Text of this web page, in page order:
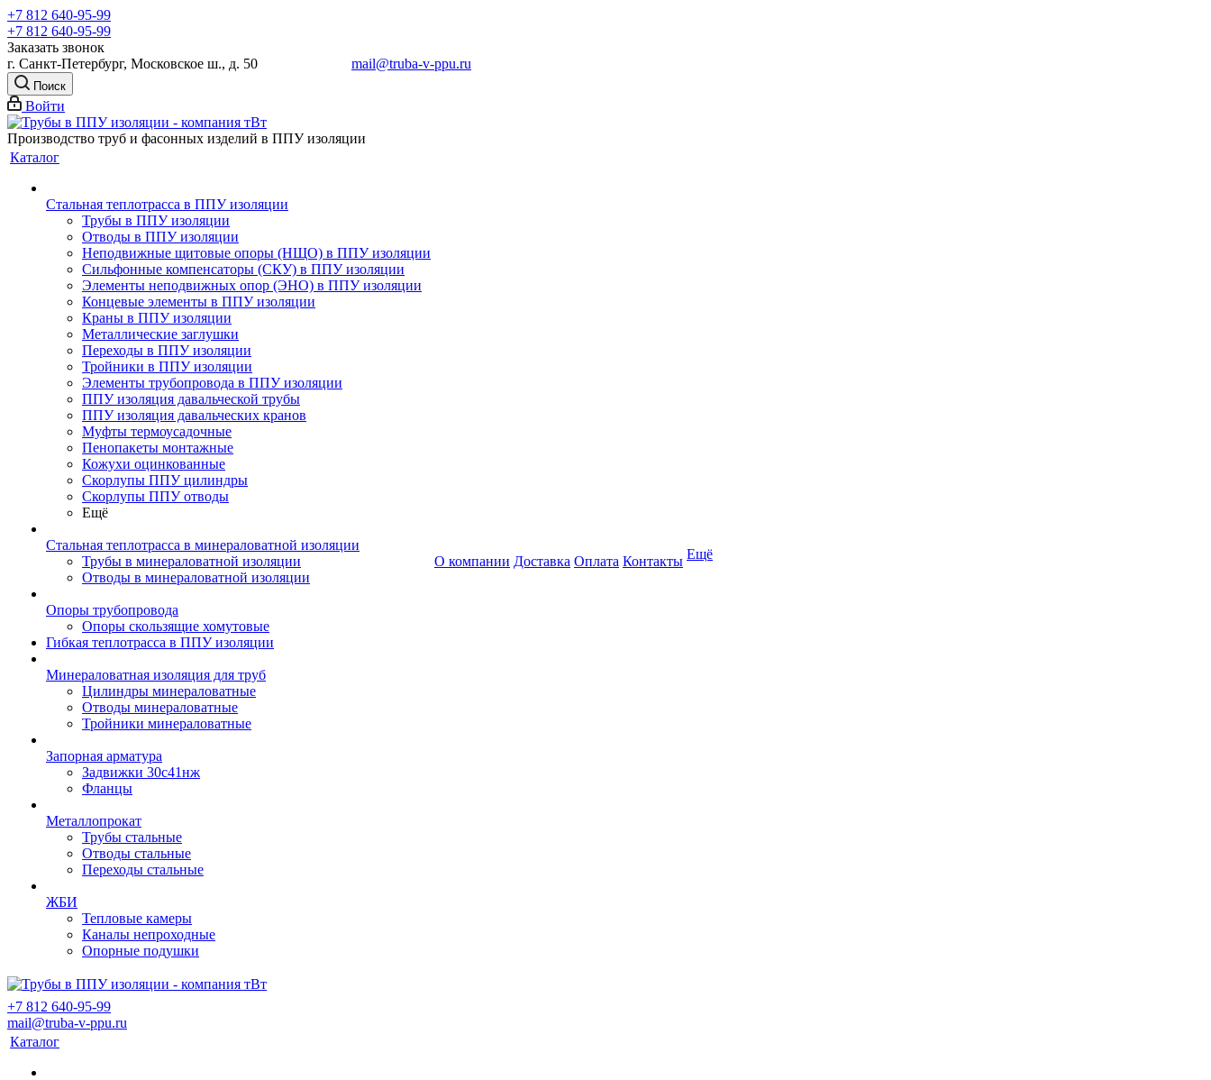
+7 812 640-95-99
+7 812 640-95-99
Заказать звонок
г. Санкт-Петербург, Московское ш., д. 50 mail@truba-v-ppu.ru
Поиск
Войти
Производство труб и фасонных изделий в ППУ изоляции
Каталог
Стальная теплотрасса в ППУ изоляции
Трубы в ППУ изоляции
Отводы в ППУ изоляции
Неподвижные щитовые опоры (НЩО) в ППУ изоляции
Cильфонные компенсаторы (СКУ) в ППУ изоляции
Элементы неподвижных опор (ЭНО) в ППУ изоляции
Концевые элементы в ППУ изоляции
Краны в ППУ изоляции
Металлические заглушки
Переходы в ППУ изоляции
Тройники в ППУ изоляции
Элементы трубопровода в ППУ изоляции
ППУ изоляция давальческой трубы
ППУ изоляция давальческих кранов
Муфты термоусадочные
Пенопакеты монтажные
Кожухи оцинкованные
Скорлупы ППУ цилиндры
Скорлупы ППУ отводы
Ещё
Стальная теплотрасса в минераловатной изоляции
Трубы в минераловатной изоляции
Отводы в минераловатной изоляции
Опоры трубопровода
Опоры скользящие хомутовые
Гибкая теплотрасса в ППУ изоляции
Минераловатная изоляция для труб
Цилиндры минераловатные
Отводы минераловатные
Тройники минераловатные
Запорная арматура
Задвижки 30с41нж
Фланцы
Металлопрокат
Трубы стальные
Отводы стальные
Переходы стальные
ЖБИ
Тепловые камеры
Каналы непроходные
Опорные подушки
О компании Доставка Оплата Контакты Ещё
+7 812 640-95-99
mail@truba-v-ppu.ru
Каталог